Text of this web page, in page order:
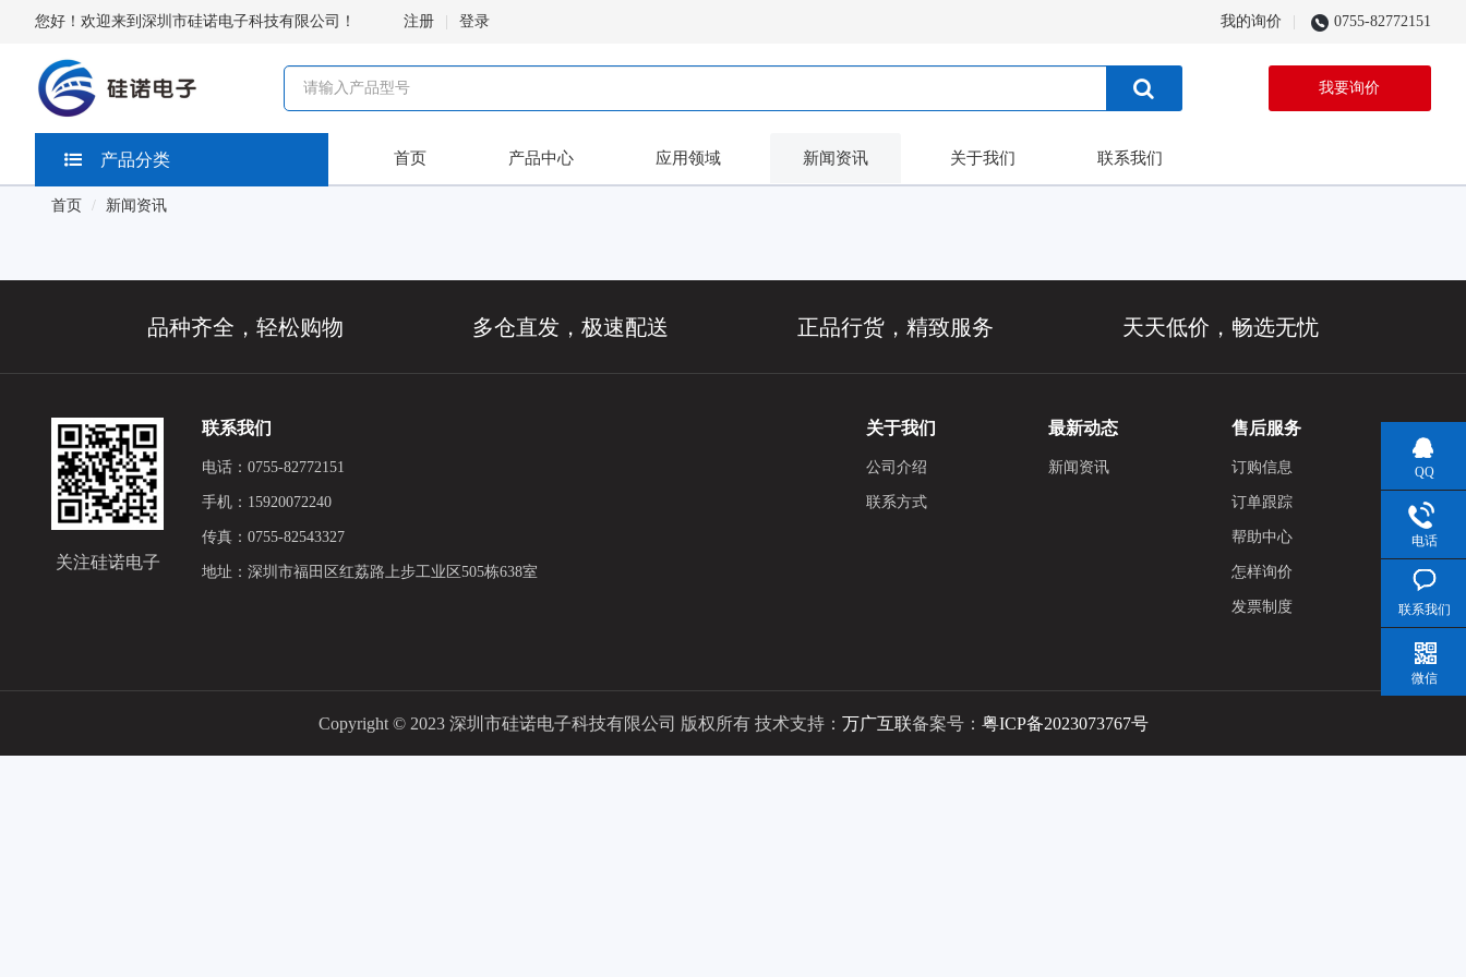
我的询价 0755-82772151
您好！欢迎来到深圳市硅诺电子科技有限公司！ 注册 登录
我要询价
产品分类 首页 产品中心 应用领域 新闻资讯 关于我们 联系我们
首页 新闻资讯
品种齐全，轻松购物 多仓直发，极速配送 正品行货，精致服务 天天低价，畅选无忧
关注硅诺电子
联系我们
电话：0755-82772151
手机：15920072240
传真：0755-82543327
地址：深圳市福田区红荔路上步工业区505栋638室
关于我们
公司介绍
联系方式
最新动态
新闻资讯
售后服务
订购信息
订单跟踪
帮助中心
怎样询价
发票制度
Copyright © 2023 深圳市硅诺电子科技有限公司 版权所有 技术支持： 万广互联备案号： 粤ICP备2023073767号
QQ
电话
联系我们
微信